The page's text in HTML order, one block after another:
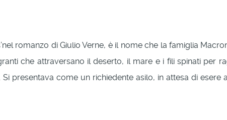
romanzo di Giulio Verne, è il nome che la famiglia
che attraversano il deserto, il mare e i fili spinati per
Si presentava come un richiedente asilo, in attesa di